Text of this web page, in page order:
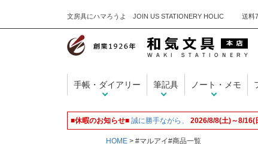
文房具にハマろうよ JOIN US STATIONERY HOLIC
手帳・ダイアリー 筆記具 ノート・メモ
■休暇のお知らせ■ 誠に勝手ながら、 2026/8/8(土)～8/16(
HOME #マルアイ#商品一覧
キーワード